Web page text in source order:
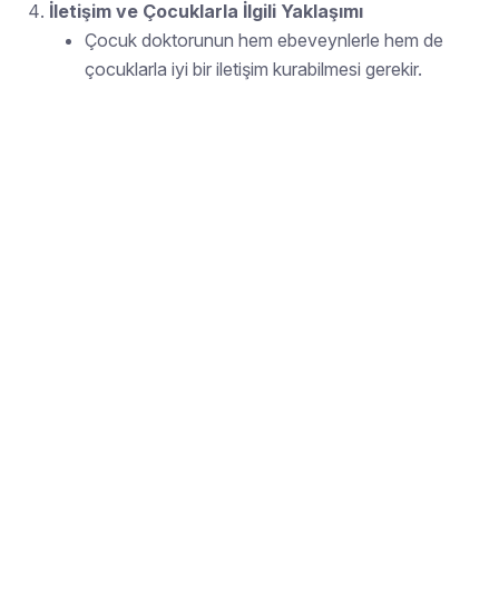
İletişim ve Çocuklarla İlgili Yaklaşımı
Çocuk doktorunun hem ebeveynlerle hem de
çocuklarla iyi bir iletişim kurabilmesi gerekir.